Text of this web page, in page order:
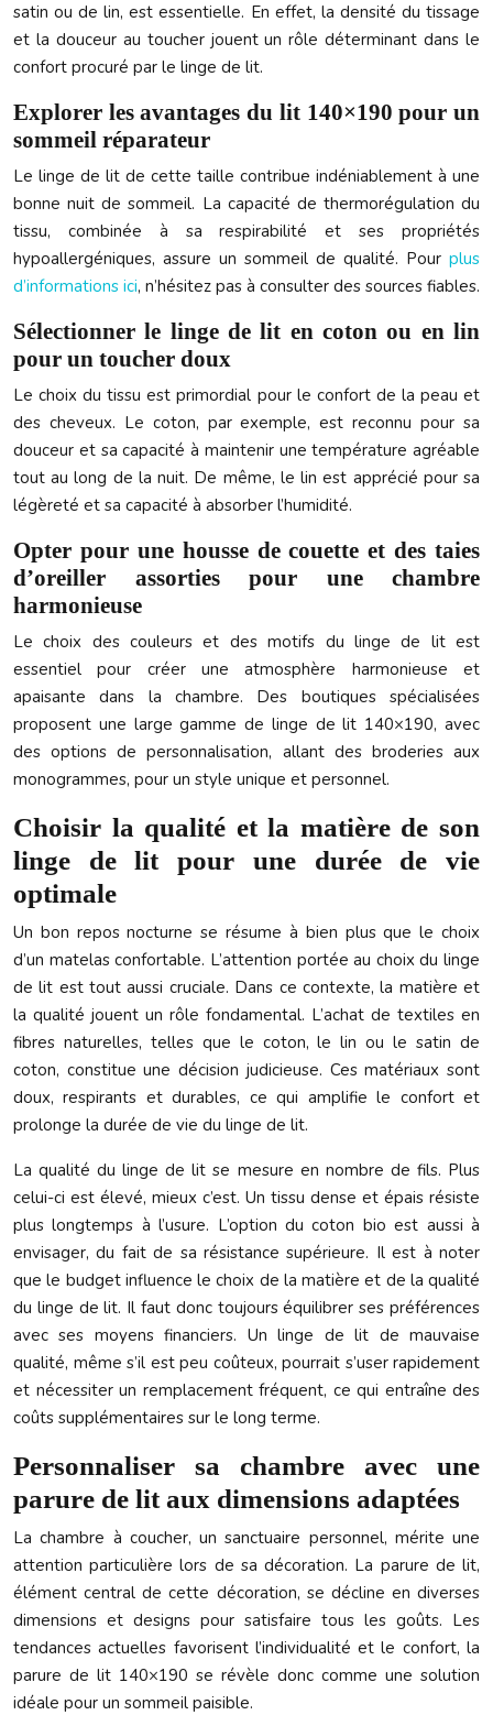
satin ou de lin, est essentielle. En effet, la densité du tissage
et la douceur au toucher jouent un rôle déterminant dans le
confort procuré par le linge de lit.
Explorer les avantages du lit 140×190 pour un
sommeil réparateur
Le linge de lit de cette taille contribue indéniablement à une
bonne nuit de sommeil. La capacité de thermorégulation du
tissu, combinée à sa respirabilité et ses propriétés
hypoallergéniques, assure un sommeil de qualité. Pour plus
d’informations ici, n’hésitez pas à consulter des sources fiables.
Sélectionner le linge de lit en coton ou en lin
pour un toucher doux
Le choix du tissu est primordial pour le confort de la peau et
des cheveux. Le coton, par exemple, est reconnu pour sa
douceur et sa capacité à maintenir une température agréable
tout au long de la nuit. De même, le lin est apprécié pour sa
légèreté et sa capacité à absorber l’humidité.
Opter pour une housse de couette et des taies
d’oreiller assorties pour une chambre
harmonieuse
Le choix des couleurs et des motifs du linge de lit est
essentiel pour créer une atmosphère harmonieuse et
apaisante dans la chambre. Des boutiques spécialisées
proposent une large gamme de linge de lit 140×190, avec
des options de personnalisation, allant des broderies aux
monogrammes, pour un style unique et personnel.
Choisir la qualité et la matière de son
linge de lit pour une durée de vie
optimale
Un bon repos nocturne se résume à bien plus que le choix
d’un matelas confortable. L’attention portée au choix du linge
de lit est tout aussi cruciale. Dans ce contexte, la matière et
la qualité jouent un rôle fondamental. L’achat de textiles en
fibres naturelles, telles que le coton, le lin ou le satin de
coton, constitue une décision judicieuse. Ces matériaux sont
doux, respirants et durables, ce qui amplifie le confort et
prolonge la durée de vie du linge de lit.
La qualité du linge de lit se mesure en nombre de fils. Plus
celui-ci est élevé, mieux c’est. Un tissu dense et épais résiste
plus longtemps à l’usure. L’option du coton bio est aussi à
envisager, du fait de sa résistance supérieure. Il est à noter
que le budget influence le choix de la matière et de la qualité
du linge de lit. Il faut donc toujours équilibrer ses préférences
avec ses moyens financiers. Un linge de lit de mauvaise
qualité, même s’il est peu coûteux, pourrait s’user rapidement
et nécessiter un remplacement fréquent, ce qui entraîne des
coûts supplémentaires sur le long terme.
Personnaliser sa chambre avec une
parure de lit aux dimensions adaptées
La chambre à coucher, un sanctuaire personnel, mérite une
attention particulière lors de sa décoration. La parure de lit,
élément central de cette décoration, se décline en diverses
dimensions et designs pour satisfaire tous les goûts. Les
tendances actuelles favorisent l’individualité et le confort, la
parure de lit 140×190 se révèle donc comme une solution
idéale pour un sommeil paisible.